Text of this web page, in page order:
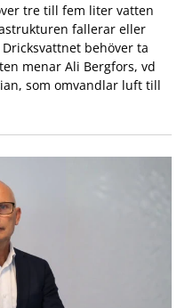
tre till fem liter vatten
fallerar eller
behöver ta
menar Ali Bergfors, vd
som omvandlar luft till